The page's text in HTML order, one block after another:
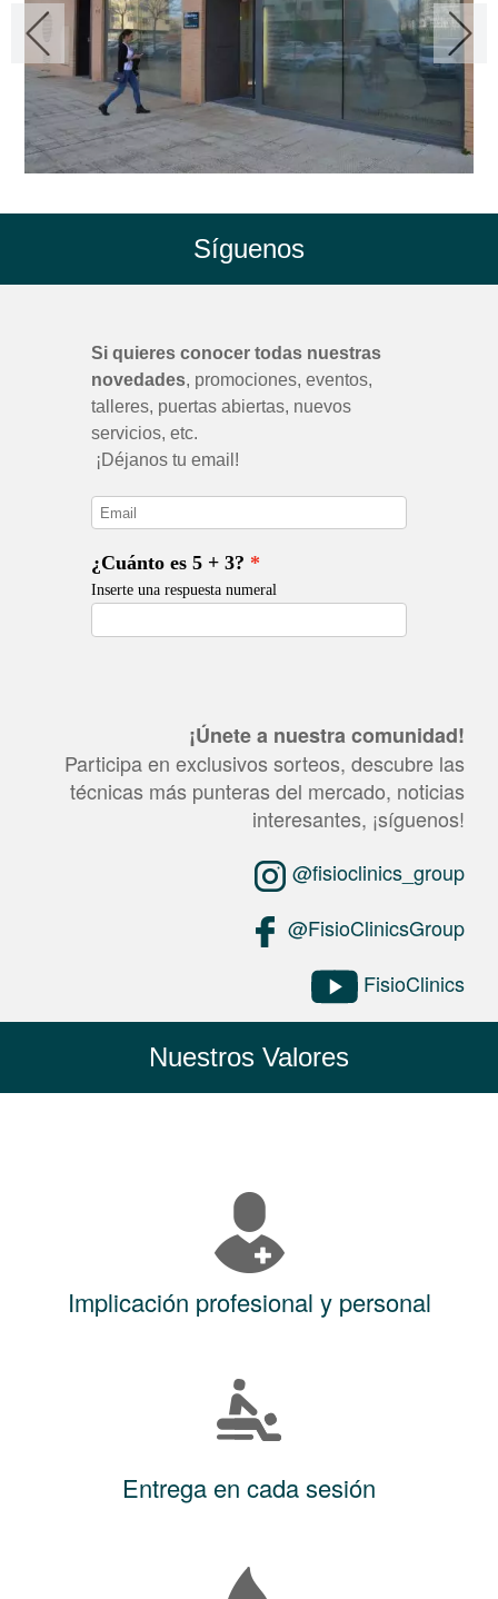
Síguenos
¡Únete a nuestra comunidad!
Participa en exclusivos sorteos, descubre las
técnicas más punteras del mercado, noticias
interesantes, ¡síguenos!
@fisioclinics_group
@FisioClinicsGroup
FisioClinics
Nuestros Valores
Implicación profesional y personal
Entrega en cada sesión